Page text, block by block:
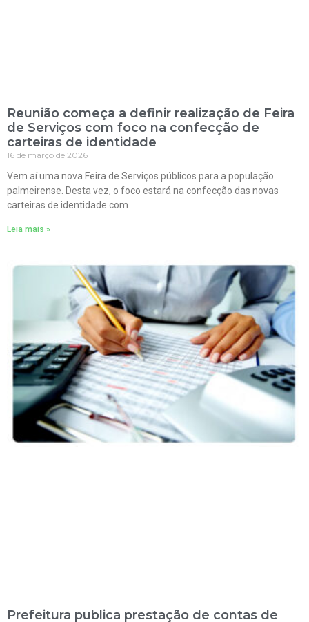
Reunião começa a definir realização de Feira
de Serviços com foco na confecção de
carteiras de identidade
16 de março de 2026
Vem aí uma nova Feira de Serviços públicos para a população
palmeirense. Desta vez, o foco estará na confecção das novas
carteiras de identidade com
Leia mais »
Prefeitura publica prestação de contas de